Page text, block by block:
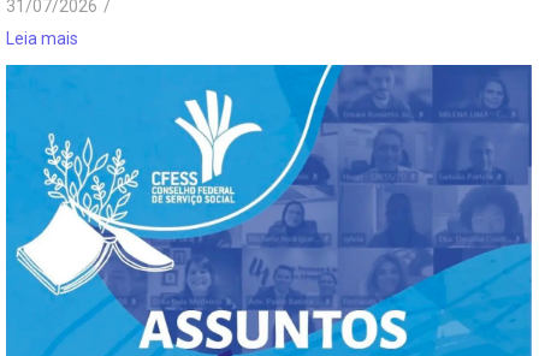
31/07/2026 /
Leia mais